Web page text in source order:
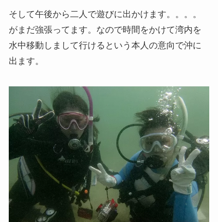
そして午後から二人で遊びに出かけます。。。。
がまだ強張ってます。なので時間をかけて湾内を
水中移動しまして行けるという本人の意向で沖に
出ます。